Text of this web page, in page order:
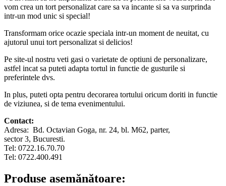
vom crea un tort personalizat care sa va incante si sa va surprinda
intr-un mod unic si special!
Transformam orice ocazie speciala intr-un moment de neuitat, cu
ajutorul unui tort personalizat si delicios!
Pe site-ul nostru veti gasi o varietate de optiuni de personalizare,
astfel incat sa puteti adapta tortul in functie de gusturile si
preferintele dvs.
In plus, puteti opta pentru decorarea tortului oricum doriti in functie
de viziunea, si de tema evenimentului.
Contact:
Adresa: Bd. Octavian Goga, nr. 24, bl. M62, parter,
sector 3, Bucuresti.
Tel: 0722.16.70.70
Tel: 0722.400.491
Produse asemănătoare: